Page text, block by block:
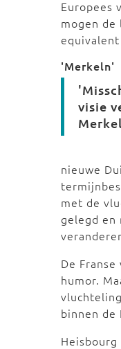
Europees
mogen de
'Merkeln'
visie
nieuwe
met de
gelegd en
De
humor.
binnen de